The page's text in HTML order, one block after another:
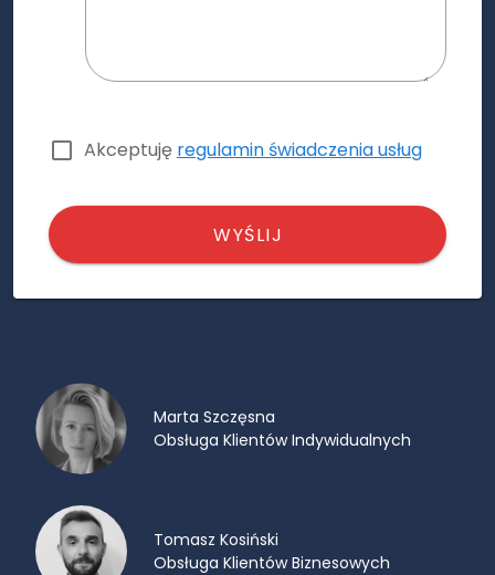
Akceptuję regulamin świadczenia usług
WYŚLIJ
Marta Szczęsna
Obsługa Klientów Indywidualnych
Tomasz Kosiński
Obsługa Klientów Biznesowych